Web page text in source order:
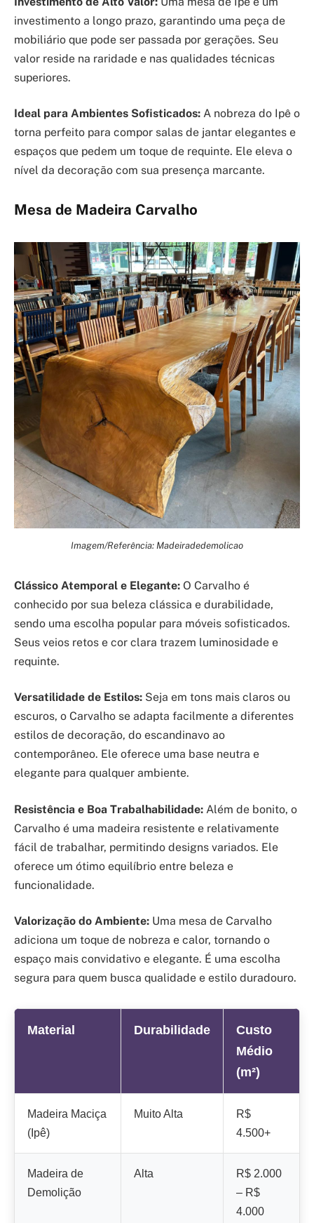
investimento a longo prazo, garantindo uma peça de
mobiliário que pode ser passada por gerações. Seu
valor reside na raridade e nas qualidades técnicas
superiores.
Ideal para Ambientes Sofisticados: A nobreza do Ipê o
torna perfeito para compor salas de jantar elegantes e
espaços que pedem um toque de requinte. Ele eleva o
nível da decoração com sua presença marcante.
Mesa de Madeira Carvalho
Imagem/Referência: Madeiradedemolicao
Clássico Atemporal e Elegante: O Carvalho é
conhecido por sua beleza clássica e durabilidade,
sendo uma escolha popular para móveis sofisticados.
Seus veios retos e cor clara trazem luminosidade e
requinte.
Versatilidade de Estilos: Seja em tons mais claros ou
escuros, o Carvalho se adapta facilmente a diferentes
estilos de decoração, do escandinavo ao
contemporâneo. Ele oferece uma base neutra e
elegante para qualquer ambiente.
Resistência e Boa Trabalhabilidade: Além de bonito, o
Carvalho é uma madeira resistente e relativamente
fácil de trabalhar, permitindo designs variados. Ele
oferece um ótimo equilíbrio entre beleza e
funcionalidade.
Valorização do Ambiente: Uma mesa de Carvalho
adiciona um toque de nobreza e calor, tornando o
espaço mais convidativo e elegante. É uma escolha
segura para quem busca qualidade e estilo duradouro.
Material Durabilidade
Custo
Médio
(m²)
Madeira Maciça
(Ipê)
Muito Alta
R$
4.500+
Madeira de
Demolição
Alta
R$ 2.000
– R$
4.000